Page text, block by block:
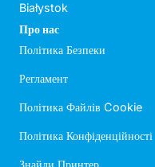
Białystok
Про нас
Політика Безпеки
Регламент
Політика Файлів Cookie
Політика Конфіденційності
Знайди Принтер